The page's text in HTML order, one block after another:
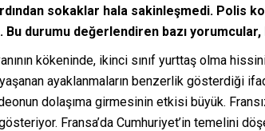
sokaklar hala sakinleşmedi. Polis
durumu değerlendiren bazı
kökeninde, ikinci sınıf yurttaş olma
ayaklanmaların benzerlik gösterdiği
dolaşıma girmesinin etkisi büyük.
Fransa’da Cumhuriyet’in temelini